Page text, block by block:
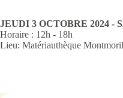
JEUDI 3 OCTOBRE 2024 -
Horaire : 12h - 18h
Lieu: Matériauthèque